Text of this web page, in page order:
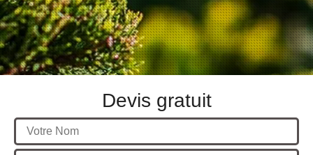
Devis gratuit